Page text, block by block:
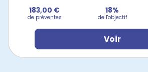
183,00 €
de préventes
18%
de l'objectif
Voir